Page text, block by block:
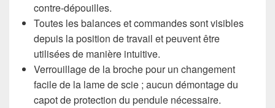
contre-dépouilles.
Toutes les balances et commandes sont visibles
depuis la position de travail et peuvent être
utilisées de manière intuitive.
Verrouillage de la broche pour un changement
facile de la lame de scie ; aucun démontage du
capot de protection du pendule nécessaire.